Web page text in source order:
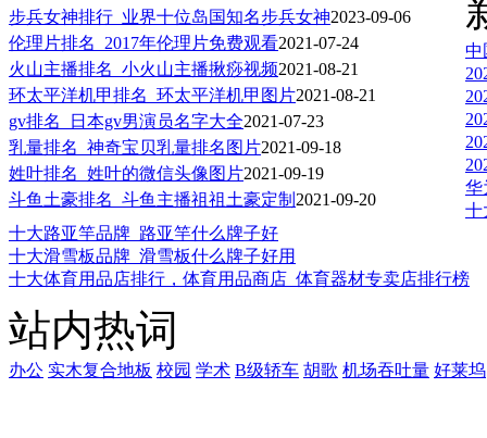
步兵女神排行_业界十位岛国知名步兵女神2023-09-06
伦理片排名_2017年伦理片免费观看2021-07-24
火山主播排名_小火山主播揪痧视频2021-08-21
环太平洋机甲排名_环太平洋机甲图片2021-08-21
gv排名_日本gv男演员名字大全2021-07-23
乳量排名_神奇宝贝乳量排名图片2021-09-18
姓叶排名_姓叶的微信头像图片2021-09-19
斗鱼土豪排名_斗鱼主播祖祖土豪定制 2021-09-20
中
华
十
十大路亚竿品牌_路亚竿什么牌子好
十大滑雪板品牌_滑雪板什么牌子好用
十大体育用品店排行，体育用品商店_体育器材专卖店排行榜
站内热词
办公 实木复合地板 校园 学术 B级轿车 胡歌 机场吞吐量 好莱坞